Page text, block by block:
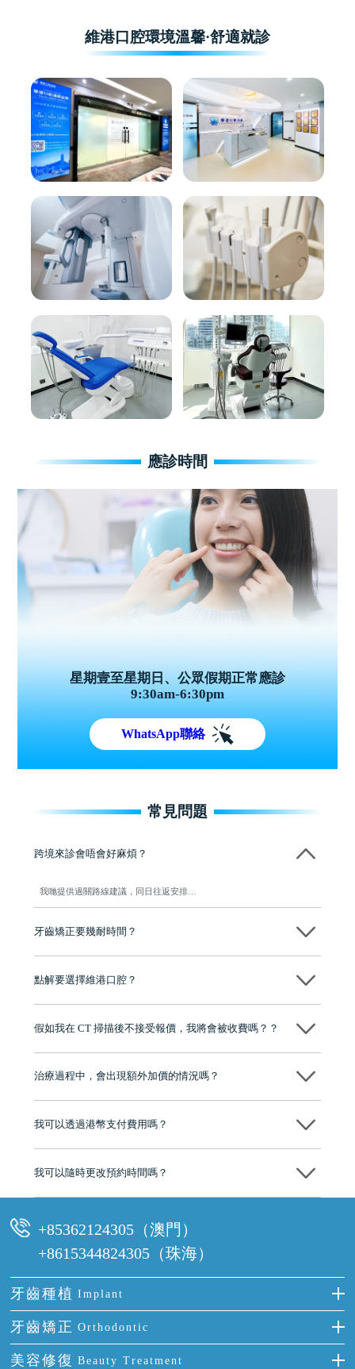
維港口腔環境溫馨·舒適就診
應診時間
星期壹至星期日、公眾假期正常應診
9:30am-6:30pm
WhatsApp聯絡
常見問題
跨境來診會唔會好麻煩？
我哋提供過關路線建議，同日往返安排…
牙齒矯正要幾耐時間？
點解要選擇維港口腔？
牌」、「2025香港企業領袖品牌」，是諾貝爾種植系統全球放心植牙中
至今已服務超過三十個國家和地區的顧客，受到粵港澳大灣區及周邊城
市市民極高的口碑評價及信任推薦 珠海、深圳設有八大分院，香港亦設
有咨詢及服務保障中心，有任何問題都可以隨時預約免費咨詢，讓人十
假如我在 CT 掃描後不接受報價，我將會被收費嗎？？
治療過程中，會出現額外加價的情況嗎？
不會，治療前我們會詳細說明治療方案及對應的價錢，顧客同意並簽字
我可以透過港幣支付費用嗎？
我可以隨時更改預約時間嗎？
+85362124305（澳門）
+8615344824305（珠海）
牙齒種植 Implant
種牙
單顆牙缺失
牙齒矯正 Orthodontic
隱形箍牙
美容修復 Beauty Treatment